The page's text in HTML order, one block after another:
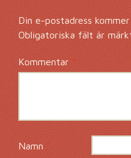
Din e-postadress
Obligatoriska fält är
Kommentar*
Namn*